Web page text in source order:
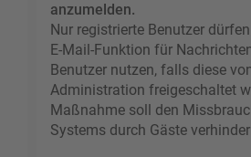
anzumelden.
Nur registrierte Benutzer
E-Mail-Funktion für
Benutzer nutzen, falls diese
Administration freigeschaltet
Maßnahme soll den
Systems durch Gäste